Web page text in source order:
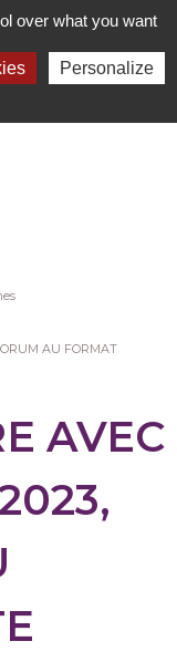
AU FORMAT
AVEC
over what you want
Personalize